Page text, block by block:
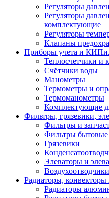
Регуляторы
Регуляторы
комплектующие
Регуляторы
Клапаны
Приборы учета и
Теплосчетчики и
Счётчики воды
Манометры
Термометры и
Термоманометры
Комплектующие
Фильтры, грязевики,
Фильтры и
Фильтры
Грязевики
Элеваторы и
Воздухоотводчики
Радиаторы,
Радиаторы